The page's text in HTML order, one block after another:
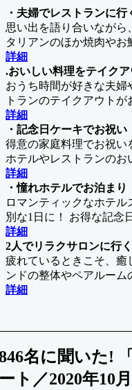
・夫婦でレストランに行
思い出を語り合いながら
タリアンのほか焼肉やお
詳細
.おいしい料理をテイクア
おうち時間が好きな夫婦
トランのテイクアウトが
詳細
・記念日ケーキでお祝い
得意の家庭料理でお祝い
ホテルやレストランのお
詳細
・憧れホテルでお泊まり
ロマンティックなホテ
別な1日に！ お得な記念
詳細
2人でリラクサロンに行く
疲れているときこそ、癒
ンドの整体やペアルーム
詳細
名に聞いた!
ト／2020年10